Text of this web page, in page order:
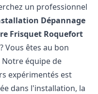
un professionnel
Dépannage
Frisquet Roquefort
? Vous êtes au bon
équipe de
expérimentés est
dans l'installation, la